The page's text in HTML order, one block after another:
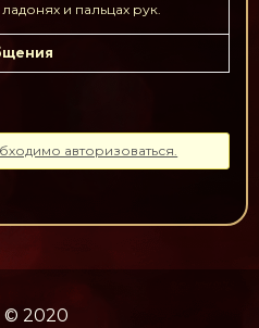
и пальцах рук.
авторизоваться.
© 2020